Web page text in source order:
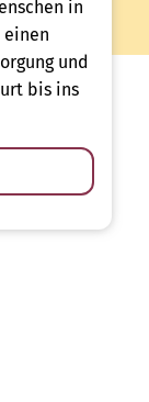
in
einen
und
bis ins